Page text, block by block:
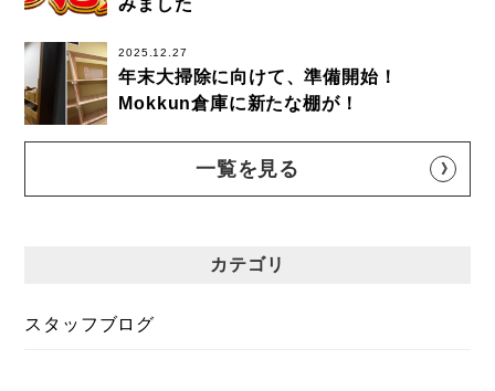
2025.12.27
年末大掃除に向けて、準備開始！
Mokkun倉庫に新たな棚が！
一覧を見る
カテゴリ
スタッフブログ